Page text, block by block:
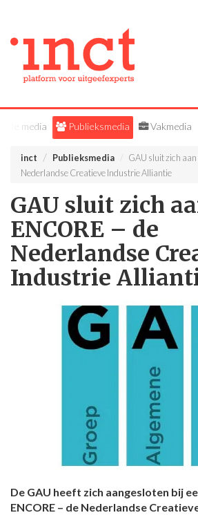
Alle media Publieksmedia Vakmedia
inct Publieksmedia
GAU sluit zich
Nederlandse Creatieve Industrie Alliantie
GAU sluit zich
ENCORE – de
Nederlandse
Industrie
De GAU heeft zich aangesloten bij
ENCORE – de Nederlandse